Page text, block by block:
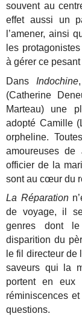
souvent au
effet aussi un
l’amener, ainsi
les
à gérer ce
Dans Indochine
(Catherine
Marteau) une
adopté Camille
orpheline.
amoureuses de
officier de la
sont au cœur du
La Réparation
de voyage, il
genres dont
disparition du
le fil directeur de
saveurs qui la
portent en eux
réminiscences
questions.